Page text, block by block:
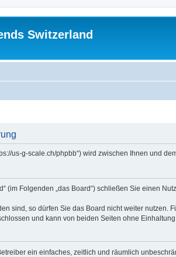
Switzerland
us-g-scale.ch/phpbb“) wird zwischen Ihnen und
(im Folgenden „das Board“) schließen Sie einen
sind, so dürfen Sie das Board nicht weiter
und kann von beiden Seiten ohne
ein einfaches, zeitlich und räumlich